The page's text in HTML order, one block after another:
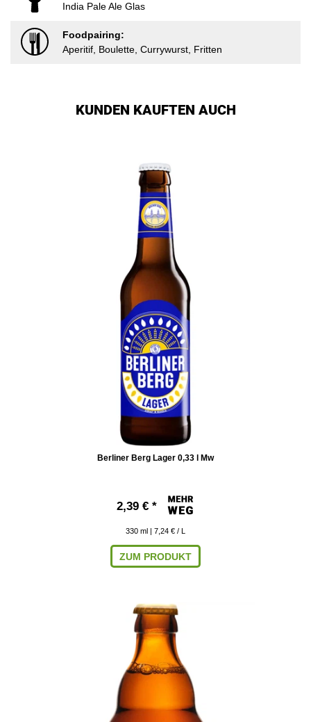
India Pale Ale Glas
Foodpairing:
Aperitif, Boulette, Currywurst, Fritten
KUNDEN KAUFTEN AUCH
Berliner Berg Lager 0,33 l Mw
2,39 € *
330 ml | 7,24 € / L
ZUM PRODUKT